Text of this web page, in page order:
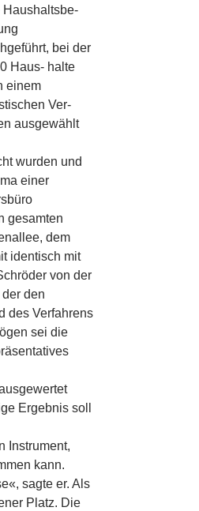
Haushaltsbe-
bei der
Haus- halte
einem
Ver-
ausgewählt
wurden und
einer
gesamten
dem
identisch mit
von der
den
des Verfahrens
sei die
Ergebnis soll
Instrument,
kann.
sagte er. Als
Platz. Die